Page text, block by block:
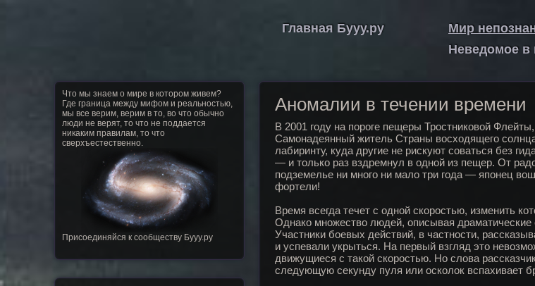
Главная Бууу.ру Мир
Неведомое в
Что мы знаем о мире в котором живем?
Где граница между мифом и реальностью,
мы все верим, верим в то, во что обычно
люди не верят, то что не поддается
никаким правилам, то что
сверхъестественно.
Присоединяйся к сообществу Бууу.ру
Аномалии в течении времени
В 2001 году на пороге пещеры Тростниковой
Самонадеянный житель Страны восходящего
лабиринту, куда другие не рискуют соваться без
— и только раз вздремнул в одной из пещер. От
подземелье ни много ни мало три года — японец
фортели!
Время всегда течет с одной скоростью, изменить
Однако множество людей, описывая
Участники боевых действий, в частности,
и успевали укрыться. На первый взгляд это
движущиеся с такой скоростью. Но слова
следующую секунду пуля или осколок вспахивает